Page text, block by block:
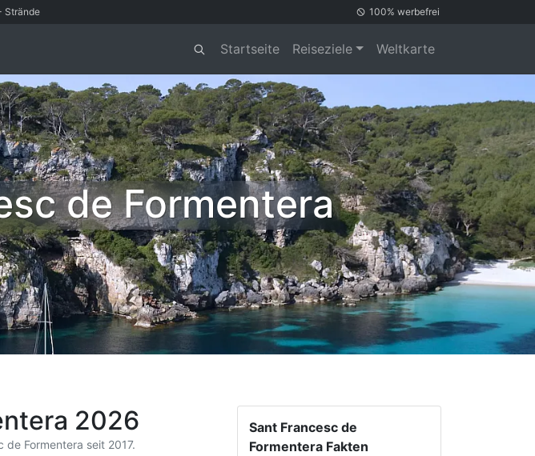
Strände 100% werbefrei
Startseite Reiseziele Weltkarte
de Formentera
2026
Formentera seit 2017.
Sant Francesc de
Formentera Fakten